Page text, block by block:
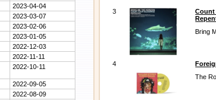
2023-04-04
2023-03-07
2023-02-06
2023-01-05
2022-12-03
2022-11-11
2022-10-11
2022-09-05
2022-08-09
3
Count
Bring
4
The